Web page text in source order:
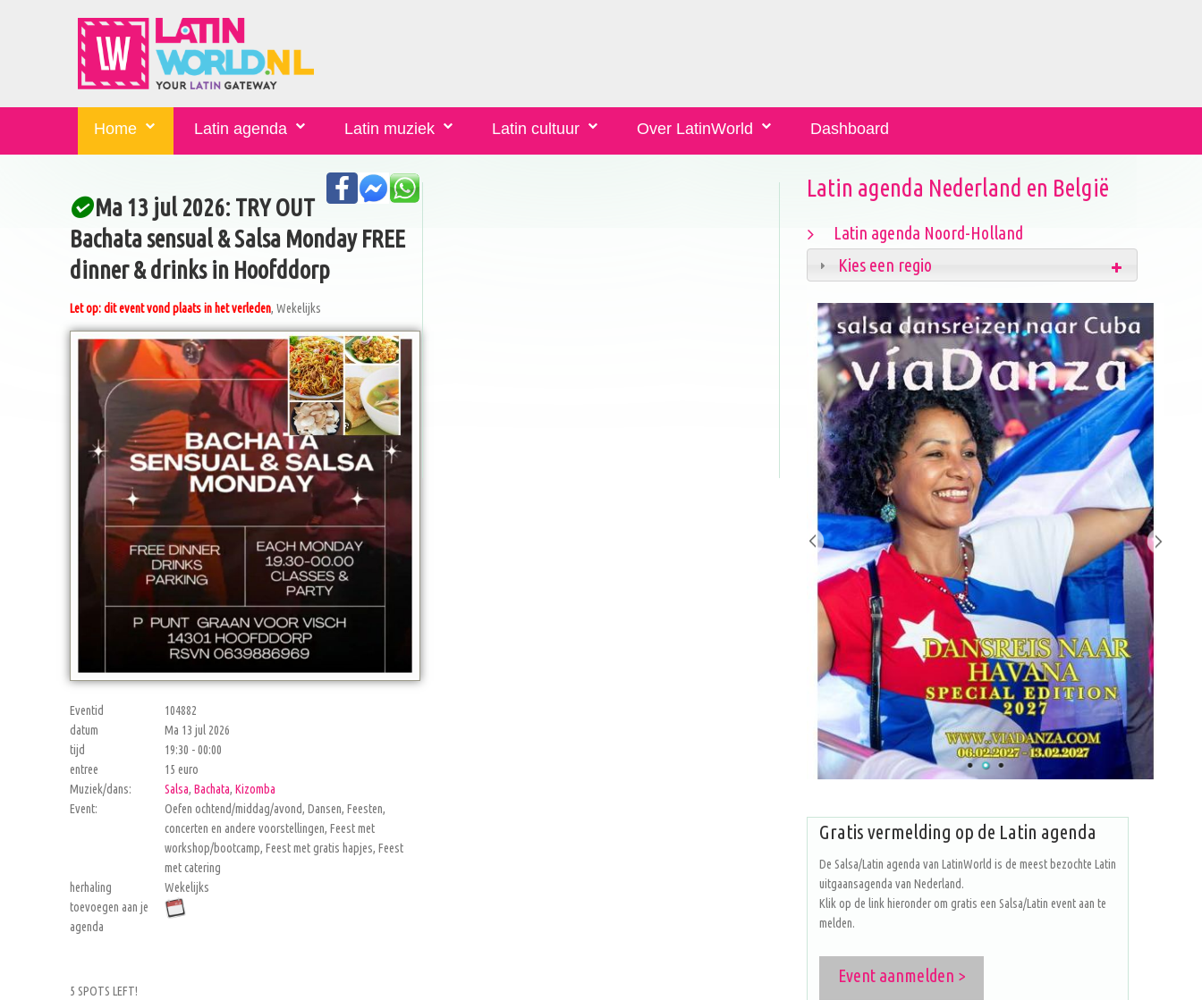
Home Latin agenda Latin muziek Latin cultuur Over LatinWorld Dashboard
Ma 13 jul 2026: TRY OUT
Bachata sensual & Salsa Monday FREE
dinner & drinks in Hoofddorp
Let op: dit event vond plaats in het verleden, Wekelijks
Eventid
104882
datum
Ma 13 jul 2026
tijd
19:30 - 00:00
entree
15 euro
Muziek/dans:
Salsa, Bachata, Kizomba
Event:
Oefen ochtend/middag/avond, Dansen, Feesten,
concerten en andere voorstellingen, Feest met
workshop/bootcamp, Feest met gratis hapjes, Feest
met catering
herhaling
Wekelijks
toevoegen aan je
agenda
5 SPOTS LEFT!
Latin agenda Nederland en België
Latin agenda Noord-Holland
Kies een regio
Gratis vermelding op de Latin agenda
De Salsa/Latin agenda van LatinWorld is de meest bezochte Latin
uitgaansagenda van Nederland.
Klik op de link hieronder om gratis een Salsa/Latin event aan te
melden.
Event aanmelden >